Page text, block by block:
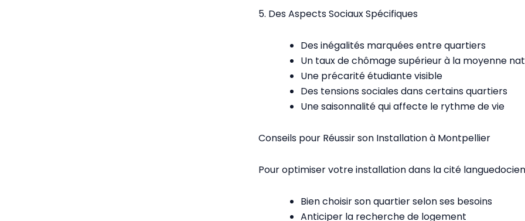
5. Des Aspects Sociaux Spécifiques
Des inégalités marquées entre quartiers
Un taux de chômage supérieur à la moyenne
Une précarité étudiante visible
Des tensions sociales dans certains quartiers
Une saisonnalité qui affecte le rythme de vie
Conseils pour Réussir son Installation à Montpellier
Pour optimiser votre installation dans la cité
Bien choisir son quartier selon ses besoins
Anticiper la recherche de logement